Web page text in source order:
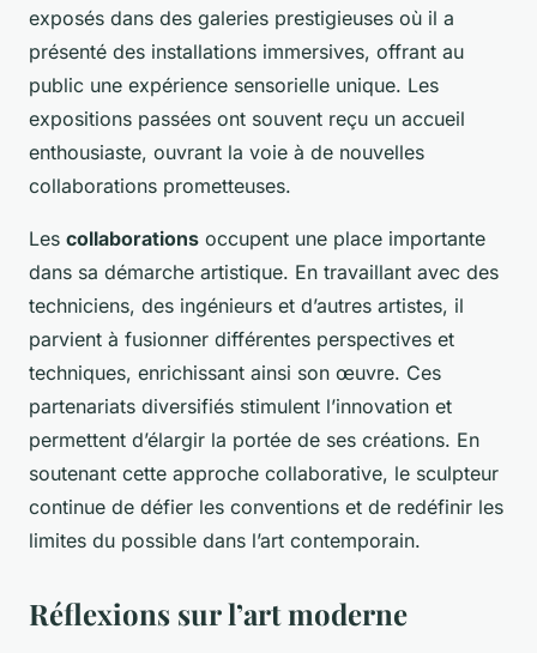
exposés dans des galeries prestigieuses où il a
présenté des installations immersives, offrant au
public une expérience sensorielle unique. Les
expositions passées ont souvent reçu un accueil
enthousiaste, ouvrant la voie à de nouvelles
collaborations prometteuses.
Les collaborations occupent une place importante
dans sa démarche artistique. En travaillant avec des
techniciens, des ingénieurs et d’autres artistes, il
parvient à fusionner différentes perspectives et
techniques, enrichissant ainsi son œuvre. Ces
partenariats diversifiés stimulent l’innovation et
permettent d’élargir la portée de ses créations. En
soutenant cette approche collaborative, le sculpteur
continue de défier les conventions et de redéfinir les
limites du possible dans l’art contemporain.
Réflexions sur l’art moderne